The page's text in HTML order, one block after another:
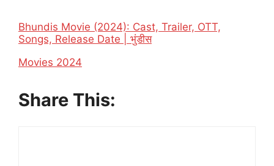
Bhundis Movie (2024): Cast, Trailer, OTT,
Songs, Release Date | भुंडीस
In relation to
Movies 2024
Share This: